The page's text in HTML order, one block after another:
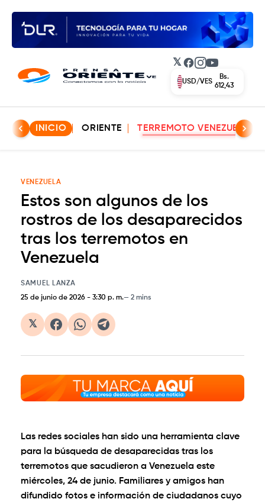
𝕏 Facebook
Instagram
YouTube
EUR/VES
Bs.
702,42
INICIO ORIENTE TERREMOTO VENEZUELA
VENEZUELA
Estos son algunos de los
rostros de los desaparecidos
tras los terremotos en
Venezuela
SAMUEL LANZA
25 de junio de 2026 - 3:30 p. m. 2 mins
𝕏
Las redes sociales han sido una herramienta clave
para la búsqueda de desaparecidas tras los
terremotos que sacudieron a Venezuela este
miércoles, 24 de junio. Familiares y amigos han
difundido fotos e información de ciudadanos cuyo